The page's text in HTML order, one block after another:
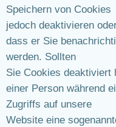
Speichern von Cookies
jedoch deaktivieren
dass er Sie
werden. Sollten
Sie Cookies deaktiviert
einer Person während
Zugriffs auf unsere
Website eine